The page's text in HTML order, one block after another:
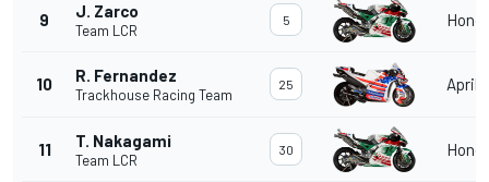
9 J. Zarco
Team LCR
5
10 R. Fernandez
Trackhouse Racing Team
25
11 T. Nakagami
Team LCR
30